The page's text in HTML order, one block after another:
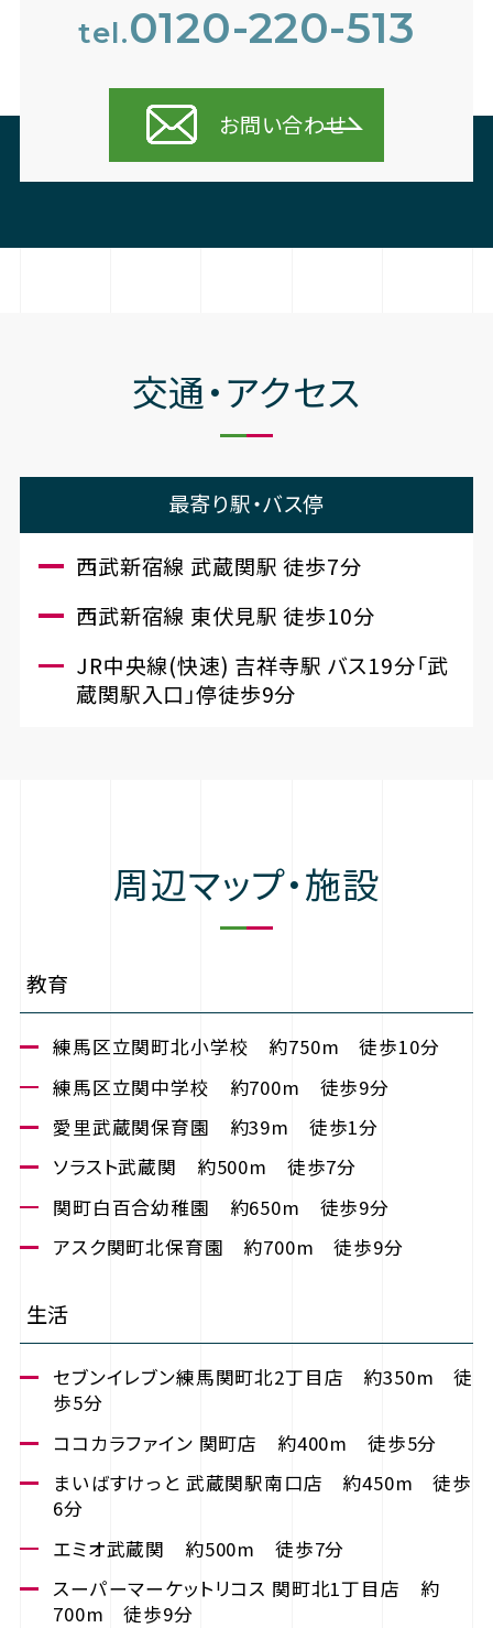
tel.0120-220-513
お問い合わせ
交通・アクセス
最寄り駅・バス停
西武新宿線 武蔵関駅 徒歩7分
西武新宿線 東伏見駅 徒歩10分
JR中央線(快速) 吉祥寺駅 バス19分「武
蔵関駅入口」停徒歩9分
周辺マップ・施設
教育
練馬区立関町北小学校 約750m 徒歩10分
練馬区立関中学校 約700m 徒歩9分
愛里武蔵関保育園 約39m 徒歩1分
ソラスト武蔵関 約500m 徒歩7分
関町白百合幼稚園 約650m 徒歩9分
アスク関町北保育園 約700m 徒歩9分
生活
セブンイレブン練馬関町北2丁目店 約350m 徒
歩5分
ココカラファイン 関町店 約400m 徒歩5分
まいばすけっと 武蔵関駅南口店 約450m 徒歩
6分
エミオ武蔵関 約500m 徒歩7分
スーパーマーケットリコス 関町北1丁目店 約
700m 徒歩9分